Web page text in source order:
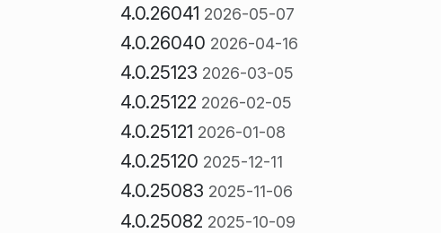
4.0.26041 2026-05-07
4.0.26040 2026-04-16
4.0.25123 2026-03-05
4.0.25122 2026-02-05
4.0.25121 2026-01-08
4.0.25120 2025-12-11
4.0.25083 2025-11-06
4.0.25082 2025-10-09